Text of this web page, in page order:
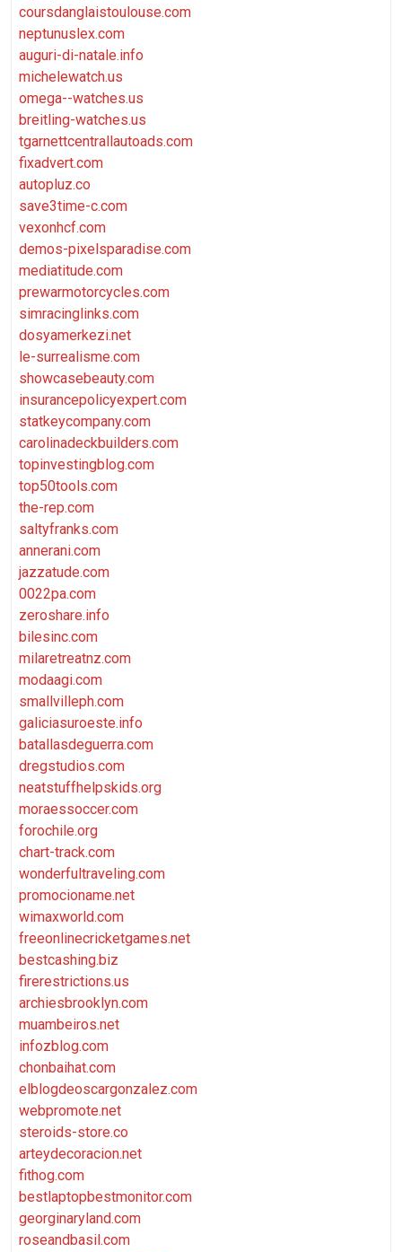
coursdanglaistoulouse.com
neptunuslex.com
auguri-di-natale.info
michelewatch.us
omega--watches.us
breitling-watches.us
tgarnettcentrallautoads.com
fixadvert.com
autopluz.co
save3time-c.com
vexonhcf.com
demos-pixelsparadise.com
mediatitude.com
prewarmotorcycles.com
simracinglinks.com
dosyamerkezi.net
le-surrealisme.com
showcasebeauty.com
insurancepolicyexpert.com
statkeycompany.com
carolinadeckbuilders.com
topinvestingblog.com
top50tools.com
the-rep.com
saltyfranks.com
annerani.com
jazzatude.com
0022pa.com
zeroshare.info
bilesinc.com
milaretreatnz.com
modaagi.com
smallvilleph.com
galiciasuroeste.info
batallasdeguerra.com
dregstudios.com
neatstuffhelpskids.org
moraessoccer.com
forochile.org
chart-track.com
wonderfultraveling.com
promocioname.net
wimaxworld.com
freeonlinecricketgames.net
bestcashing.biz
firerestrictions.us
archiesbrooklyn.com
muambeiros.net
infozblog.com
chonbaihat.com
elblogdeoscargonzalez.com
webpromote.net
steroids-store.co
arteydecoracion.net
fithog.com
bestlaptopbestmonitor.com
georginaryland.com
roseandbasil.com